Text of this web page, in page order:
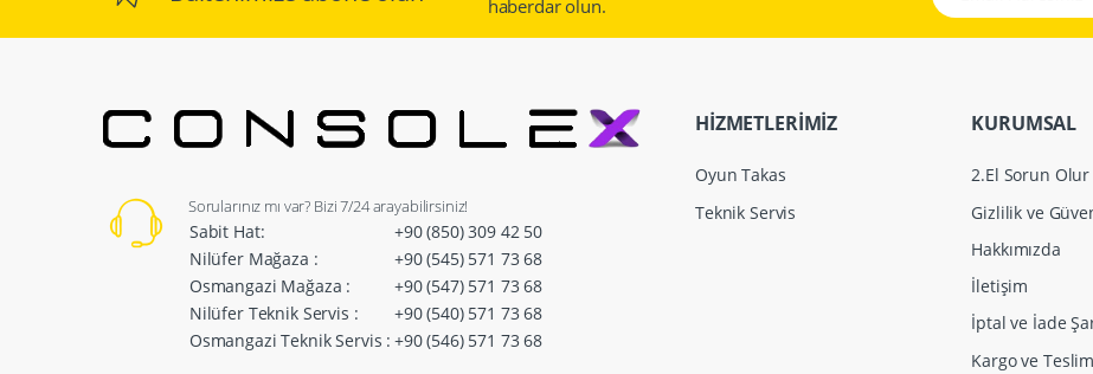
haberdar olun.
Sorularınız mı var? Bizi 7/24 arayabilirsiniz!
Sabit Hat:
+90 (850) 309 42 50
Nilüfer Mağaza :
+90 (545) 571 73 68
Osmangazi Mağaza :
+90 (547) 571 73 68
Nilüfer Teknik Servis :
+90 (540) 571 73 68
Osmangazi Teknik Servis : +90 (546) 571 73 68
HİZMETLERİMİZ
Oyun Takas
Teknik Servis
KURUMSAL
2.El Sorun Olur
Gizlilik ve
Hakkımızda
İletişim
İptal ve İade
Kargo ve